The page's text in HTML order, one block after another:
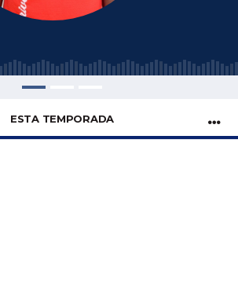
ESTA TEMPORADA